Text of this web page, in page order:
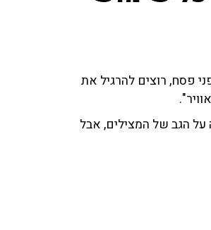
פסח, רוצים להרגיל את
הגב של המצילים, אבל